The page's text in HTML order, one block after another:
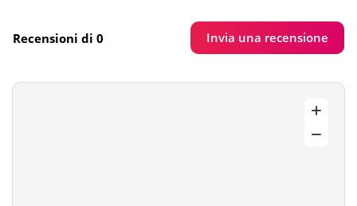
Recensioni di 0 Invia una recensione